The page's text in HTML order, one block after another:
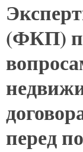
(ФКП)
перед